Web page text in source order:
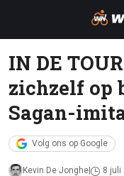
IN DE
zichzelf op
Sagan-
Volg ons op Google
Kevin De Jonghe 8 juli